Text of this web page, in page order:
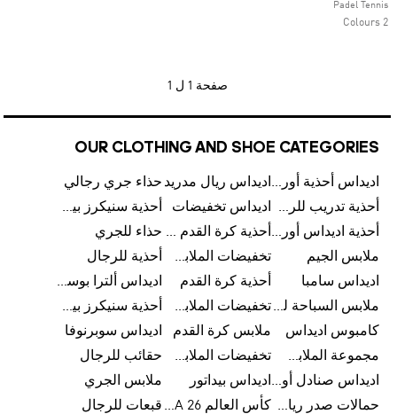
Padel Tennis
2 Colours
صفحة 1 ل 1
OUR CLOTHING AND SHOE CATEGORIES
اديداس أحذية أورجينالز اديداس ريال مدريد حذاء جري رجالي
أحذية تدريب للرجال
اديداس تخفيضات
أحذية سنيكرز بيضاء للرجال
أحذية اديداس أورجينال للنساء
أحذية كرة القدم للرجال حذاء للجري
ملابس الجيم
تخفيضات الملابس للأطفال
أحذية للرجال
اديداس سامبا
أحذية كرة القدم
اديداس ألترا بوست
ملابس السباحة للرجال
تخفيضات الملابس الرياضية
أحذية سنيكرز بيضاء للرجال
كامبوس اديداس
ملابس كرة القدم
اديداس سوبرنوفا
مجموعة الملابس الرياضية
تخفيضات الملابس للرجال
حقائب للرجال
اديداس صنادل أورجينال للنساء اديداس بيداتور
ملابس الجري
حمالات صدر رياضية
كأس العالم FIFA 26™ قبعات للرجال